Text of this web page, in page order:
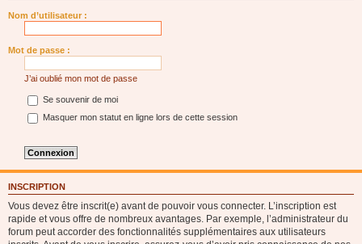
Nom d’utilisateur :
Mot de passe :
J’ai oublié mon mot de passe
Se souvenir de moi
Masquer mon statut en ligne lors de cette session
INSCRIPTION
Vous devez être inscrit(e) avant de pouvoir vous connecter. L’inscription est
rapide et vous offre de nombreux avantages. Par exemple, l’administrateur du
forum peut accorder des fonctionnalités supplémentaires aux utilisateurs